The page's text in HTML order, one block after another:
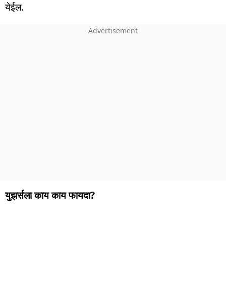
येईल.
युझर्सला काय काय फायदा?